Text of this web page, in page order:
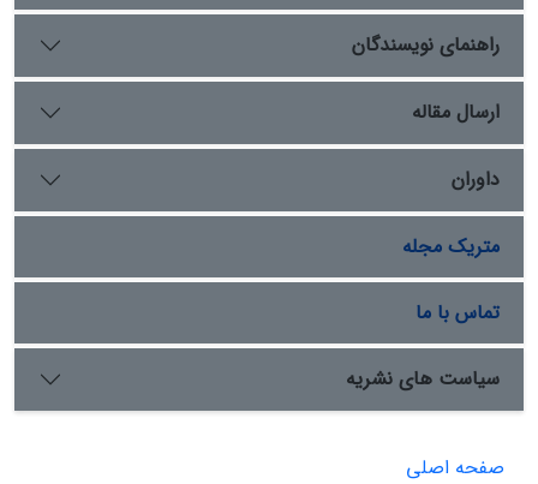
بهشت‌آیین در دورۀ صفوی نشان دهیم و سپس با استفاده از
روایت‌ها و گزارش‌های تاریخی، تصویر روشنی از جایگاه و
کارکردهای آن در نظام تصمیم‌گیری دربار صفوی ترسیم کنیم.
راهنمای نویسندگان
ارسال مقاله
داوران
متریک مجله
تماس با ما
سیاست های نشریه
صفحه اصلی